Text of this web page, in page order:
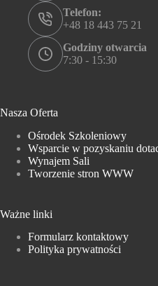
Telefon:
+48 18 443 75 21
Godziny otwarcia
7:30 - 15:30
Nasza Oferta
Ośrodek Szkoleniowy
Wsparcie w pozyskaniu
Wynajem Sali
Tworzenie stron WWW
Ważne linki
Formularz kontaktowy
Polityka prywatności